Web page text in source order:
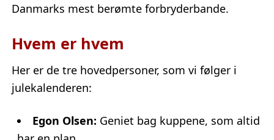
Danmarks mest berømte forbryderbande.
Hvem er hvem
Her er de tre hovedpersoner, som vi følger i
julekalenderen:
Egon Olsen: Geniet bag kuppene, som altid